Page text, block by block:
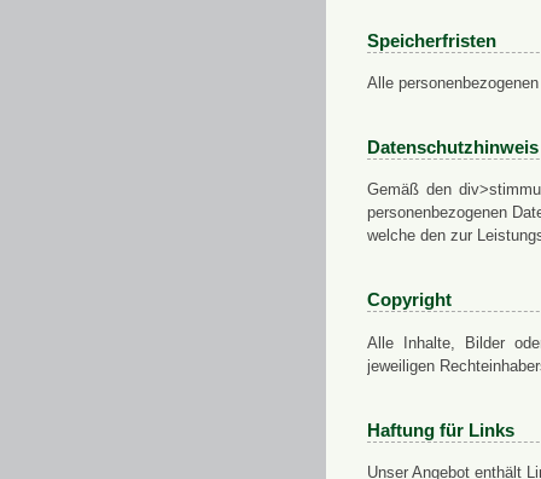
Speicherfristen
Alle
Datenschutzhinweis
Gemäß den
personenbezogenen
welche den zur
Copyright
Alle Inhalte, Bilder
jeweiligen
Haftung für Links
Unser Angebot enthält